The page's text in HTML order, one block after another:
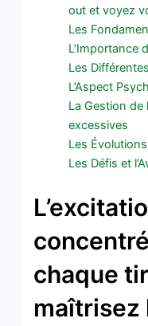
out et voyez
Les
L’Importance
Les
L’Aspect
La Gestion de
excessives
Les
Les Défis et
chaque
maîtrisez